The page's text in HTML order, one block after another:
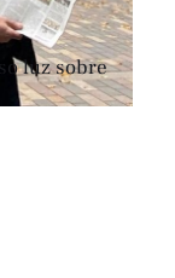
luz sobre